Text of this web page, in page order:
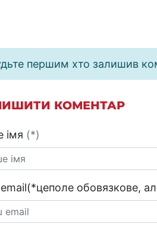
першим хто залишив
КОМЕНТАР
імя (*)
обовязкове,